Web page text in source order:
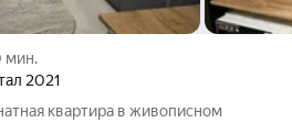
мин.
2021
квартира в живописном